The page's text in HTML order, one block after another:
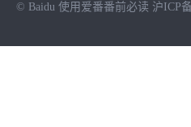
© Baidu 使用爱番番前必读 沪ICP